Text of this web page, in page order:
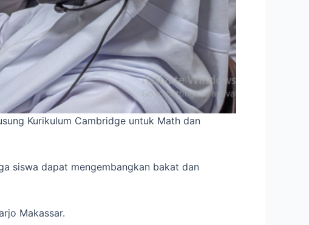
Kurikulum Cambridge untuk Math dan
siswa dapat mengembangkan bakat dan
Makassar.